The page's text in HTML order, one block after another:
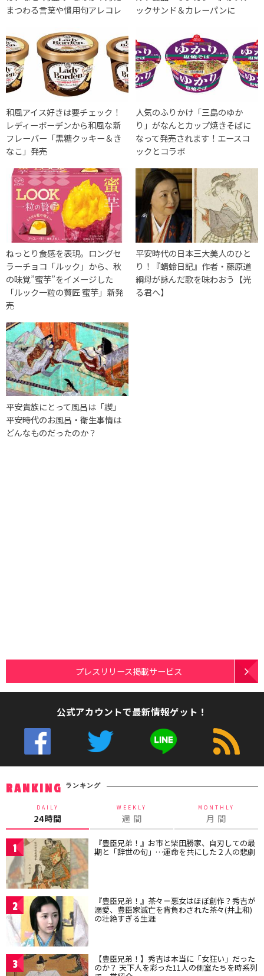
まつわる言葉や慣用句アレコレ
ックサンド＆カレーパンに
和風アイス好きは要チェック！
レディーボーデンから和風な新
フレーバー「黒糖クッキー＆き
なこ」発売
人気のふりかけ「三島のゆか
り」がなんとカップ焼きそばに
なって発売されます！エースコ
ックとコラボ
ねっとり食感を表現。ロングセ
ラーチョコ「ルック」から、秋
の味覚”蜜芋”をイメージした
「ルック一粒の贅匠 蜜芋」新発
売
平安時代の日本三大美人のひと
り！『蜻蛉日記』作者・藤原道
綱母が詠んだ歌を味わおう【光
る君へ】
平安貴族にとって風呂は「禊」
平安時代のお風呂・衛生事情は
どんなものだったのか？
プレスリリース掲載サービス
公式アカウントで最新情報ゲット！
RANKING ランキング
DAILY
24時間
WEEKLY
週 間
MONTHLY
月 間
1 『豊臣兄弟！』お市と柴田勝家、自刃しての最
期と「辞世の句」…運命を共にした２人の悲劇
2 『豊臣兄弟！』茶々＝悪女はほぼ創作？秀吉が
溺愛、豊臣家滅亡を背負わされた茶々(井上和)
の壮絶すぎる生涯
3 【豊臣兄弟！】秀吉は本当に「女狂い」だった
のか？ 天下人を彩った11人の側室たちを時系列